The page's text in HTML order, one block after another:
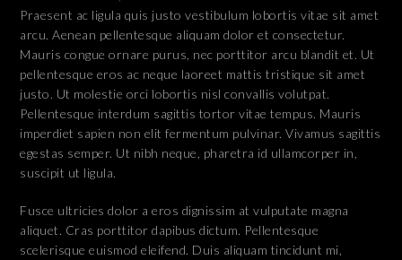
Praesent ac ligula quis justo vestibulum lobortis vitae sit amet
arcu. Aenean pellentesque aliquam dolor et consectetur.
Mauris congue ornare purus, nec porttitor arcu blandit et. Ut
pellentesque eros ac neque laoreet mattis tristique sit amet
justo. Ut molestie orci lobortis nisl convallis volutpat.
Pellentesque interdum sagittis tortor vitae tempus. Mauris
imperdiet sapien non elit fermentum pulvinar. Vivamus sagittis
egestas semper. Ut nibh neque, pharetra id ullamcorper in,
suscipit ut ligula.
Fusce ultricies dolor a eros dignissim at vulputate magna
aliquet. Cras porttitor dapibus dictum. Pellentesque
scelerisque euismod eleifend. Duis aliquam tincidunt mi,